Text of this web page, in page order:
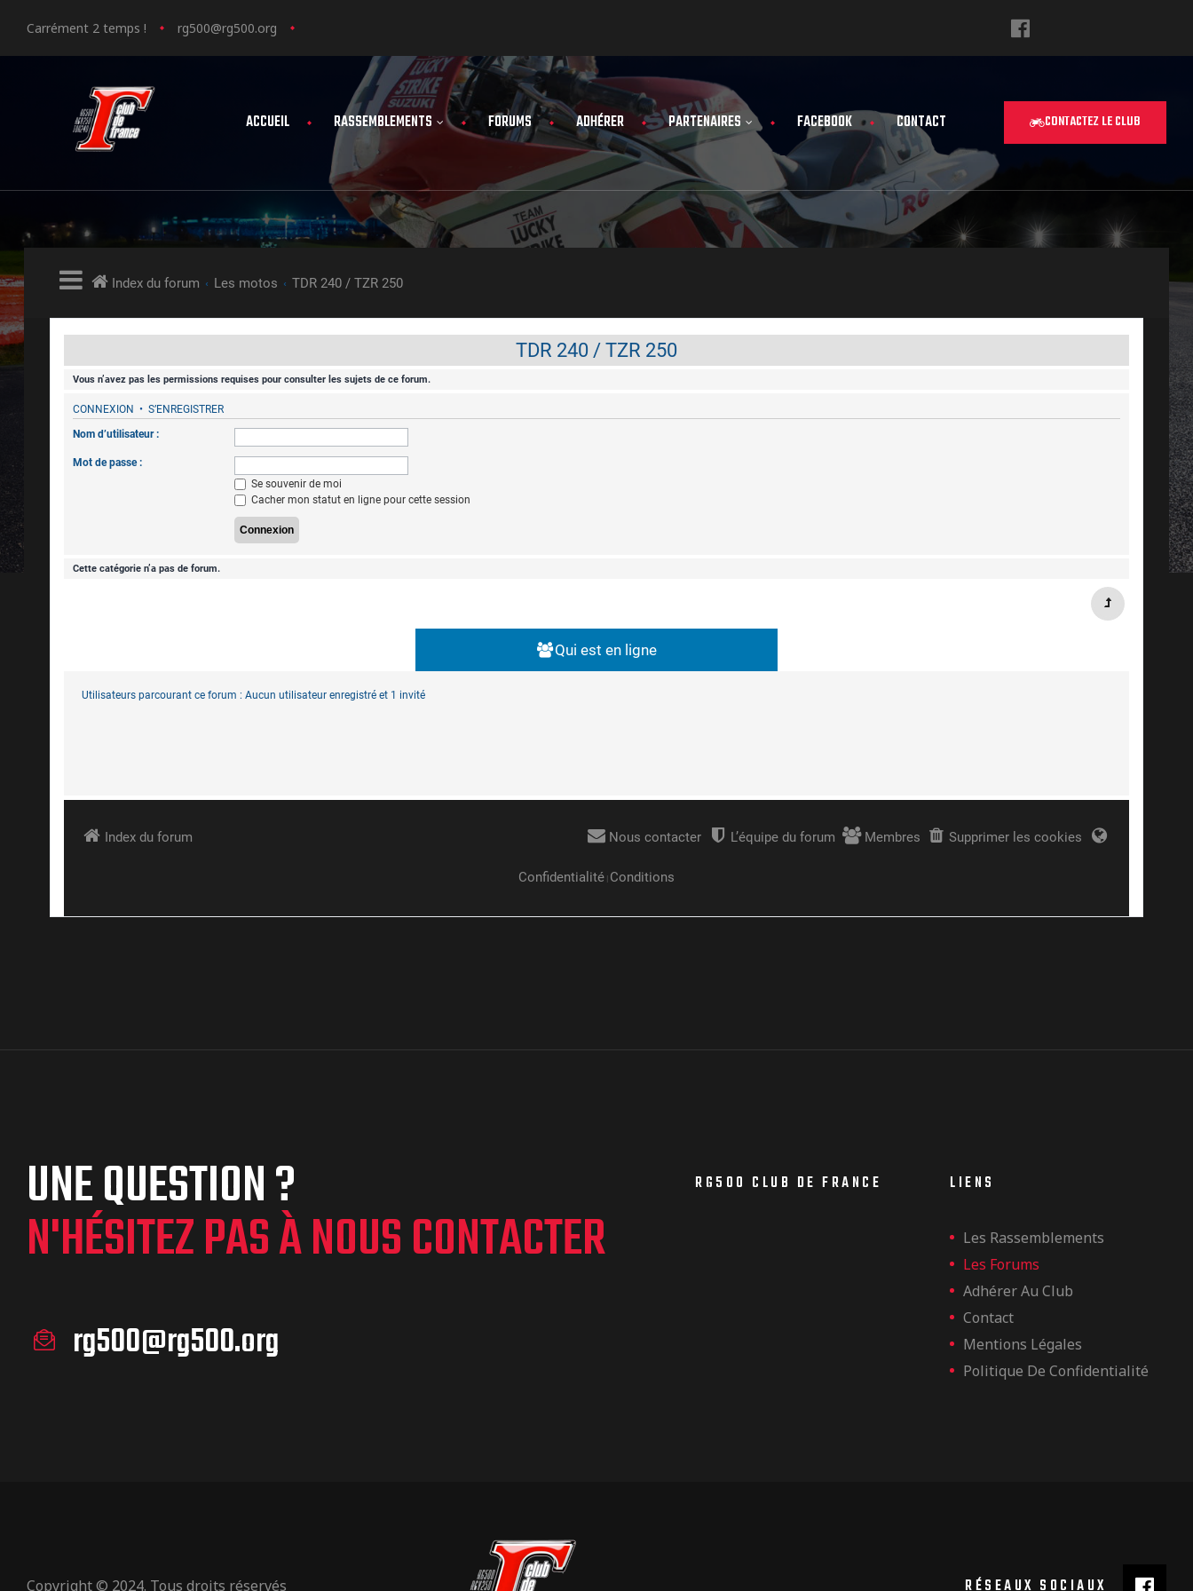
Carrément 2 temps ! rg500@rg500.org
ACCUEIL RASSEMBLEMENTS FORUMS ADHÉRER PARTENAIRES FACEBOOK CONTACT CONTACTEZ LE CLUB
UNE QUESTION ?
N'HÉSITEZ PAS À NOUS CONTACTER
rg500@rg500.org
RG500 CLUB DE FRANCE LIENS
Les Rassemblements
Les Forums
Adhérer Au Club
Contact
Mentions Légales
Politique De Confidentialité
Copyright © 2024. Tous droits réservés